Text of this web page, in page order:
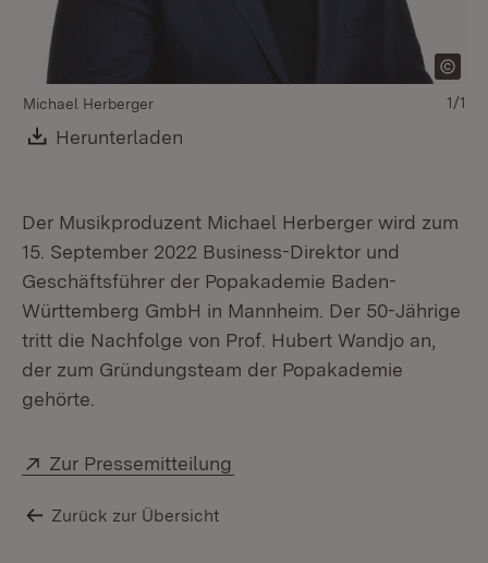
Michael Herberger
Download:
Herunterladen
1/1
Der Musikproduzent Michael Herberger wird zum
15. September 2022 Business-Direktor und
Geschäftsführer der Popakademie Baden-
Württemberg GmbH in Mannheim. Der 50-Jährige
tritt die Nachfolge von Prof. Hubert Wandjo an,
der zum Gründungsteam der Popakademie
gehörte.
Extern:
Zur Pressemitteilung
Zurück zur Übersicht